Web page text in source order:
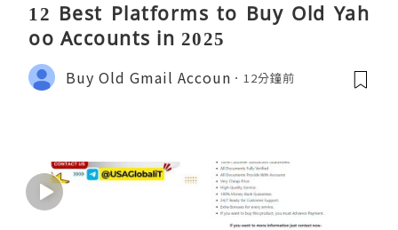
12 Best Platforms to Buy Old Yah
oo Accounts in 2025
Buy Old Gmail Accoun 12分鐘前